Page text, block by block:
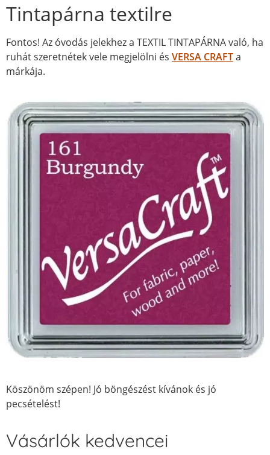
Tintapárna textilre
Fontos! Az óvodás jelekhez a TEXTIL TINTAPÁRNA való, ha
ruhát szeretnétek vele megjelölni és VERSA CRAFTa
márkája.
Köszönöm szépen! Jó böngészést kívánok és jó
pecsételést!
Vásárlók kedvencei